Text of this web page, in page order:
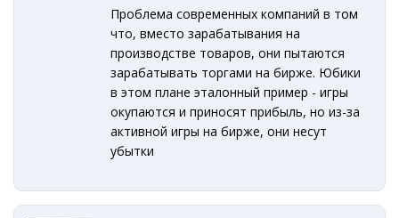
Проблема современных компаний в том
что, вместо зарабатывания на
производстве товаров, они пытаются
зарабатывать торгами на бирже. Юбики
в этом плане эталонный пример - игры
окупаются и приносят прибыль, но из-за
активной игры на бирже, они несут
убытки